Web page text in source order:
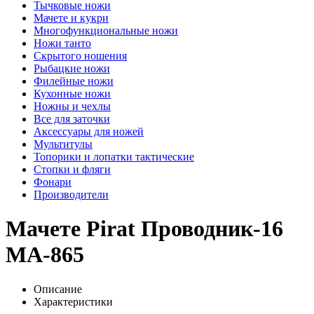
Тычковые ножи
Мачете и кукри
Многофункциональные ножи
Ножи танто
Скрытого ношения
Рыбацкие ножи
Филейные ножи
Кухонные ножи
Ножны и чехлы
Все для заточки
Аксессуары для ножей
Мультитулы
Топорики и лопатки тактические
Стопки и фляги
Фонари
Производители
Мачете Pirat Проводник-16
MA-865
Описание
Характеристики